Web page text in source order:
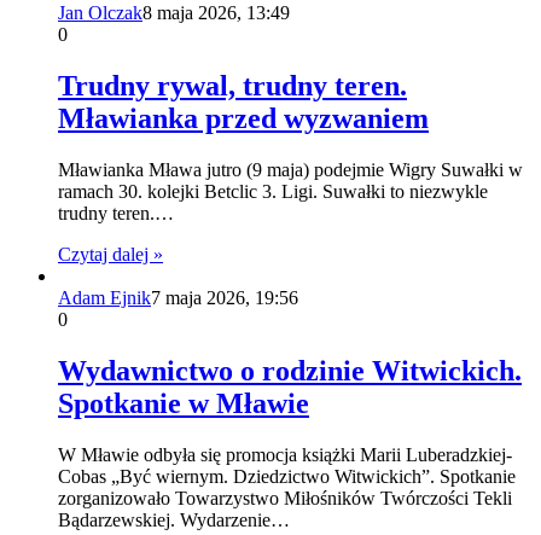
Jan Olczak8 maja 2026, 13:49
0
Trudny rywal, trudny teren.
Mławianka przed wyzwaniem
Mławianka Mława jutro (9 maja) podejmie Wigry Suwałki w
ramach 30. kolejki Betclic 3. Ligi. Suwałki to niezwykle
trudny teren.…
Czytaj dalej »
Adam Ejnik7 maja 2026, 19:56
0
Wydawnictwo o rodzinie Witwickich.
Spotkanie w Mławie
W Mławie odbyła się promocja książki Marii Luberadzkiej-
Cobas „Być wiernym. Dziedzictwo Witwickich”. Spotkanie
zorganizowało Towarzystwo Miłośników Twórczości Tekli
Bądarzewskiej. Wydarzenie…